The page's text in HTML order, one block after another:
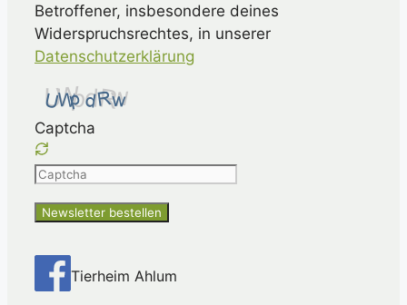
Betroffener, insbesondere deines
Widerspruchsrechtes, in unserer
Datenschutzerklärung
Captcha
Please
the
shown
in
Tierheim Ahlum